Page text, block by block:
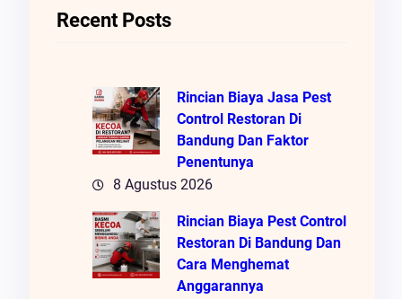
Recent Posts
Rincian Biaya Jasa Pest
Control Restoran Di
Bandung Dan Faktor
Penentunya
8 Agustus 2026
Rincian Biaya Pest Control
Restoran Di Bandung Dan
Cara Menghemat
Anggarannya